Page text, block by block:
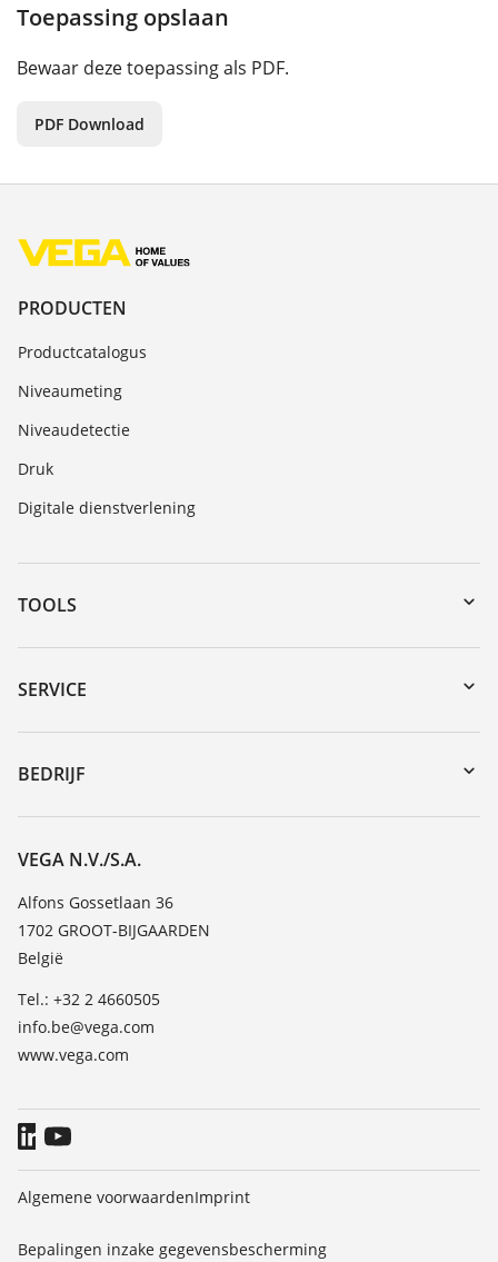
Toepassing opslaan
Bewaar deze toepassing als PDF.
PDF Download
PRODUCTEN
Productcatalogus
Niveaumeting
Niveaudetectie
Druk
Digitale dienstverlening
TOOLS
Downloads
Serienummer zoeken
DTM Collection/PACTware
SERVICE
Reparatieformulier instrument
Seminars
TeamViewer
BEDRIJF
Vacature
Over VEGA
Contact
Nieuws
Persberichten
Blog
VEGA N.V./S.A.
Alfons Gossetlaan 36
1702 GROOT-BIJGAARDEN
België
Tel.: +32 2 4660505
info.be@vega.com
www.vega.com
Algemene voorwaardenImprint
Bepalingen inzake gegevensbescherming